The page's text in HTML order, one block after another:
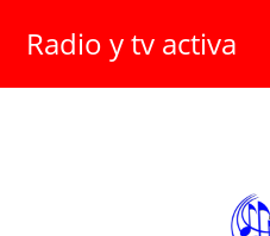
Radio y tv activa